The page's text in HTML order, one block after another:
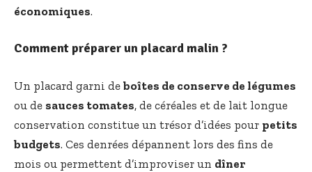
économiques.
Comment préparer un placard malin ?
Un placard garni de boîtes de conserve de légumes
ou de sauces tomates, de céréales et de lait longue
conservation constitue un trésor d’idées pour petits
budgets. Ces denrées dépannent lors des fins de
mois ou permettent d’improviser un dîner